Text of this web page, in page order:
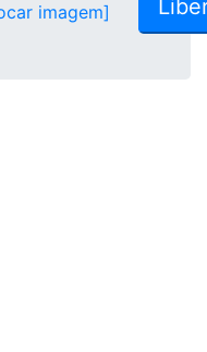
imagem]